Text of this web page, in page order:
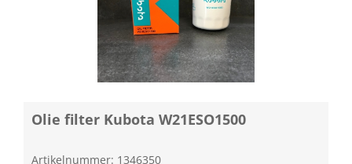
Olie filter Kubota W21ESO1500
Artikelnummer: 1346350